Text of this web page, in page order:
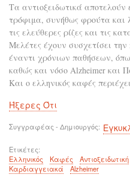
Τα αντιοξειδωτικά αποτελούν
τρόφιμα, συνήθως φρούτα και
τις ελεύθερες ρίζες και τις
Μελέτες έχουν συσχετίσει
έναντι χρόνιων παθήσεων,
καθώς και νόσο Alzheimer και
Και ο ελληνικός καφές
Ήξερες Ότι
Συγγραφέας - Δημιουργός
Ετικέτες
Ελληνικός
Καφές Αντιοξειδωτική
Καρδιαγγειακά
Alzheimer